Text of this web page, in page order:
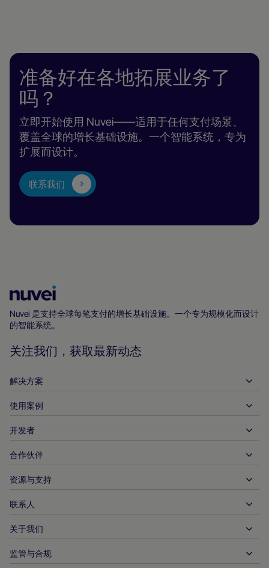
准备好在各地拓展业务了
吗？
立即开始使用 Nuvei——适用于任何支付场景、
覆盖全球的增长基础设施。一个智能系统，专为
扩展而设计。
联系我们
主
Nuvei 是支持全球每笔支付的增长基础设施。一个专为规模化而设计
的智能系统。
关注我们，获取最新动态
解决方案
入账
支出
全球收单
实时支付
发布
付款方式
APM
使用案例
接待服务
汽车
企业对企业
金融服务
政府付款
旅行与交通
开发者
开发者工具
API 参考文件
文件资料中心
合作伙伴
与我们合作
合作伙伴产品和解决方案
技术合作伙伴
合作伙伴 DNA
资源与支持
客户支持
商家资源
行业报告
联系人
商户销售咨询
首席执行官办公室
关于我们
业务概况
监管与合规